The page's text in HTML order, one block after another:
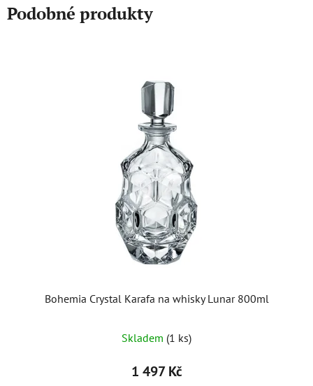
Podobné produkty
Bohemia Crystal Karafa na whisky Lunar 800ml
Skladem (1 ks)
1 497 Kč